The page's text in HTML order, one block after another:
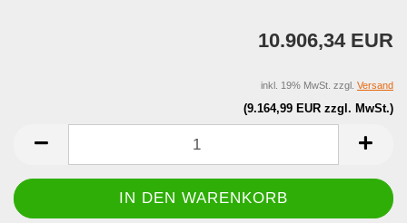
10.906,34 EUR
(9.164,99 EUR zzgl. MwSt.)
inkl. 19% MwSt. zzgl. Versand